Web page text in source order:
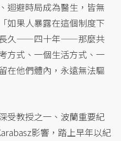
迴避時局成為醫生，皆無
如果人暴露在這個制度下
長久——四十年——那麼共
方式、一個生活方式、一
在他們體內，永遠無法驅
受教授之一、波蘭重要紀
影響，踏上早年以紀